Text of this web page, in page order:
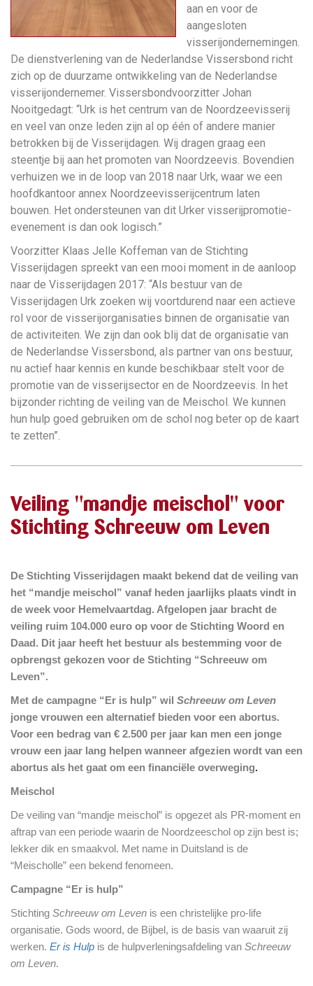
aan en voor de
aangesloten
visserijondernemingen.
De dienstverlening van de Nederlandse Vissersbond richt
zich op de duurzame ontwikkeling van de Nederlandse
visserijondernemer. Vissersbondvoorzitter Johan
Nooitgedagt: “Urk is het centrum van de Noordzeevisserij
en veel van onze leden zijn al op één of andere manier
betrokken bij de Visserijdagen. Wij dragen graag een
steentje bij aan het promoten van Noordzeevis. Bovendien
verhuizen we in de loop van 2018 naar Urk, waar we een
hoofdkantoor annex Noordzeevisserijcentrum laten
bouwen. Het ondersteunen van dit Urker visserijpromotie-
evenement is dan ook logisch.”
Voorzitter Klaas Jelle Koffeman van de Stichting
Visserijdagen spreekt van een mooi moment in de aanloop
naar de Visserijdagen 2017: “Als bestuur van de
Visserijdagen Urk zoeken wij voortdurend naar een actieve
rol voor de visserijorganisaties binnen de organisatie van
de activiteiten. We zijn dan ook blij dat de organisatie van
de Nederlandse Vissersbond, als partner van ons bestuur,
nu actief haar kennis en kunde beschikbaar stelt voor de
promotie van de visserijsector en de Noordzeevis. In het
bijzonder richting de veiling van de Meischol. We kunnen
hun hulp goed gebruiken om de schol nog beter op de kaart
te zetten”.
Veiling "mandje meischol" voor
Stichting Schreeuw om Leven
De Stichting Visserijdagen maakt bekend dat de veiling van
het “mandje meischol” vanaf heden jaarlijks plaats vindt in
de week voor Hemelvaartdag. Afgelopen jaar bracht de
veiling ruim 104.000 euro op voor de Stichting Woord en
Daad. Dit jaar heeft het bestuur als bestemming voor de
opbrengst gekozen voor de Stichting “Schreeuw om
Leven”.
Met de campagne “Er is hulp” wil Schreeuw om Leven
jonge vrouwen een alternatief bieden voor een abortus.
Voor een bedrag van € 2.500 per jaar kan men een jonge
vrouw een jaar lang helpen wanneer afgezien wordt van een
abortus als het gaat om een financiële overweging.
Meischol
De veiling van “mandje meischol” is opgezet als PR-moment en
aftrap van een periode waarin de Noordzeeschol op zijn best is;
lekker dik en smaakvol. Met name in Duitsland is de
“Meischolle” een bekend fenomeen.
Campagne “Er is hulp”
Stichting Schreeuw om Leven is een christelijke pro-life
organisatie. Gods woord, de Bijbel, is de basis van waaruit zij
werken. Er is Hulp is de hulpverleningsafdeling van Schreeuw
om Leven.